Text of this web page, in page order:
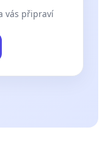
vás připraví